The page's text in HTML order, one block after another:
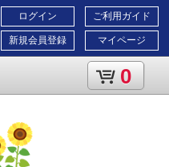
ご利用ガイド
マイページ
ログイン
新規会員登録
0